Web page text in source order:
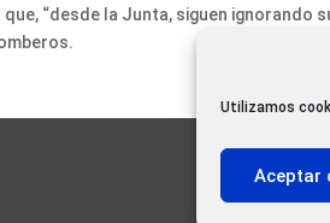
Utilizamos
Aceptar
“desde la Junta, siguen ignorando